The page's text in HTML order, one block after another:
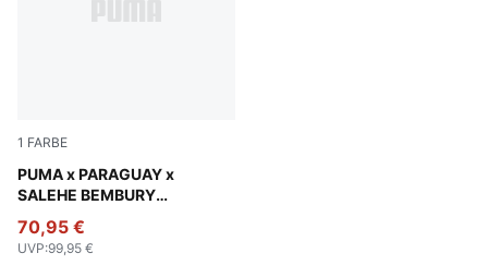
1 FARBE
PUMA x PARAGUAY x
SALEHE BEMBURY
Wild Berry-Plum Wine
70,95 €
UVP:99,95 €